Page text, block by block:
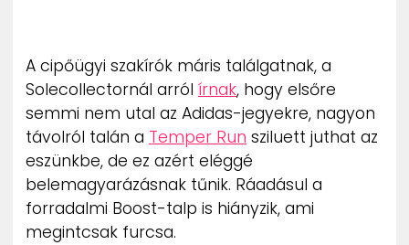
A cipőügyi szakírók máris találgatnak, a
Solecollectornál arról írnak, hogy elsőre
semmi nem utal az Adidas-jegyekre, nagyon
távolról talán a Temper Run sziluett juthat az
eszünkbe, de ez azért eléggé
belemagyarázásnak tűnik. Ráadásul a
forradalmi Boost-talp is hiányzik, ami
megintcsak furcsa.